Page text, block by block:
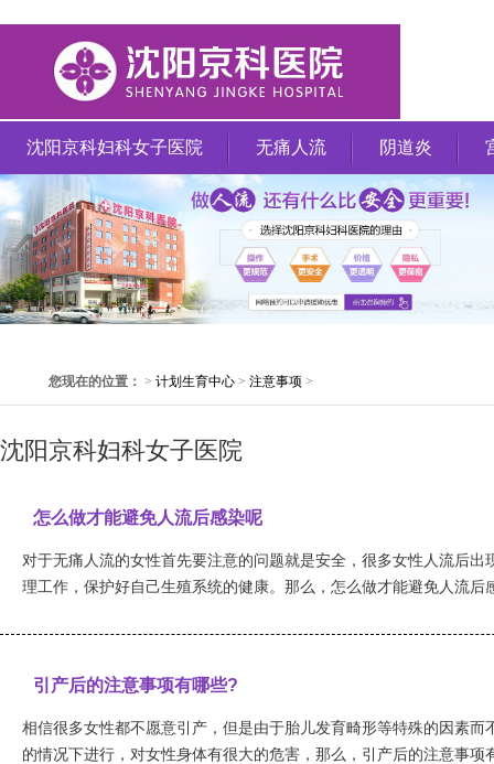
沈阳京科妇科女子医院 无痛人流 阴道炎
您现在的位置： > 计划生育中心 > 注意事项 >
沈阳京科妇科女子医院
怎么做才能避免人流后感染呢
对于无痛人流的女性首先要注意的问题就是安全，很多女性人流后出
理工作，保护好自己生殖系统的健康。那么，怎么做才能避免人流后
引产后的注意事项有哪些?
相信很多女性都不愿意引产，但是由于胎儿发育畸形等特殊的因素而
的情况下进行，对女性身体有很大的危害，那么，引产后的注意事项